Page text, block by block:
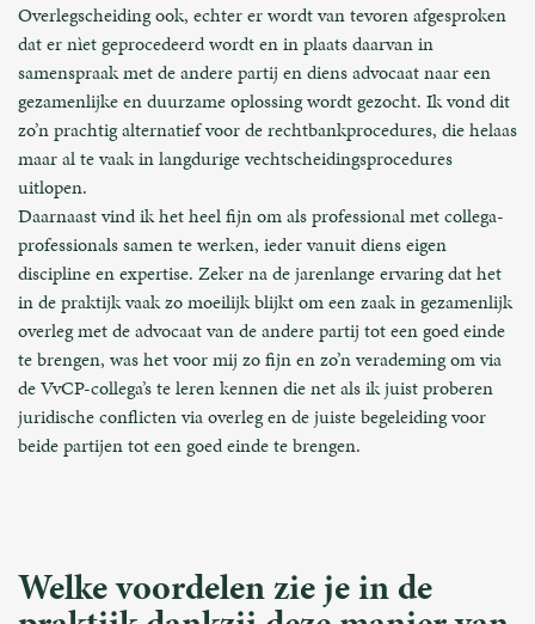
Overlegscheiding ook, echter er wordt van tevoren afgesproken
dat er nìet geprocedeerd wordt en in plaats daarvan in
samenspraak met de andere partij en diens advocaat naar een
gezamenlijke en duurzame oplossing wordt gezocht. Ik vond dit
zo’n prachtig alternatief voor de rechtbankprocedures, die helaas
maar al te vaak in langdurige vechtscheidingsprocedures
uitlopen.
Daarnaast vind ik het heel fijn om als professional met collega-
professionals samen te werken, ieder vanuit diens eigen
discipline en expertise. Zeker na de jarenlange ervaring dat het
in de praktijk vaak zo moeilijk blijkt om een zaak in gezamenlijk
overleg met de advocaat van de andere partij tot een goed einde
te brengen, was het voor mij zo fijn en zo’n verademing om via
de VvCP-collega’s te leren kennen die net als ik juist proberen
juridische conflicten via overleg en de juiste begeleiding voor
beide partijen tot een goed einde te brengen.
Welke voordelen zie je in de